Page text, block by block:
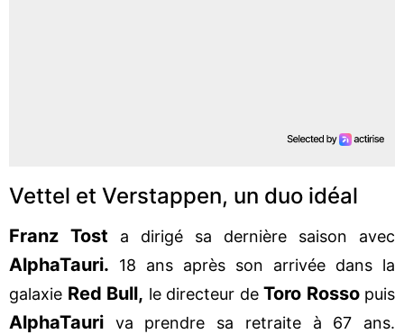
Vettel et Verstappen, un duo idéal
Franz Tost a dirigé sa dernière saison avec
AlphaTauri. 18 ans après son arrivée dans la
galaxie Red Bull, le directeur de Toro Rossopuis
AlphaTauri va prendre sa retraite à 67 ans.